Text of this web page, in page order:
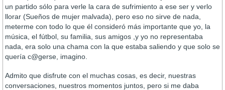
un partido sólo para verle la cara de sufrimiento a ese ser y verlo
llorar (Sueños de mujer malvada), pero eso no sirve de nada,
meterme con todo lo que él consideró más importante que yo, la
música, el fútbol, su familia, sus amigos ,y yo no representaba
nada, era solo una chama con la que estaba saliendo y que solo se
quería c@gerse, imagino.
Admito que disfrute con el muchas cosas, es decir, nuestras
conversaciones, nuestros momentos juntos, pero si me daba